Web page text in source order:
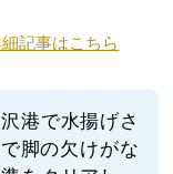
記事はこちら
港で水揚げさ
脚の欠けがな